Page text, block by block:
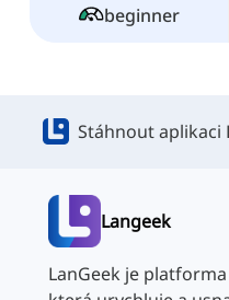
beginner
Stáhnout aplikaci
Langeek
LanGeek je